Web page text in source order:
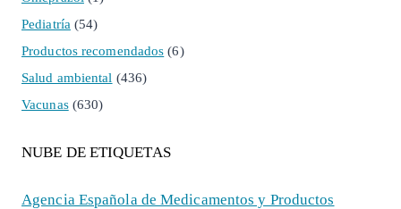
Pediatría (54)
Productos recomendados (6)
Salud ambiental (436)
Vacunas(630)
NUBE DE ETIQUETAS
Agencia Española de Medicamentos y Productos